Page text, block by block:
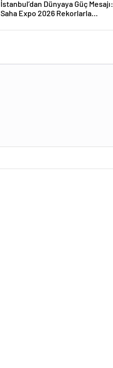
İstanbul’dan Dünyaya Güç Mesajı:
Saha Expo 2026 Rekorlarla